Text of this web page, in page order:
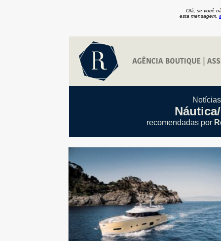
Olá, se você
esta mensagem,
recomendadas por